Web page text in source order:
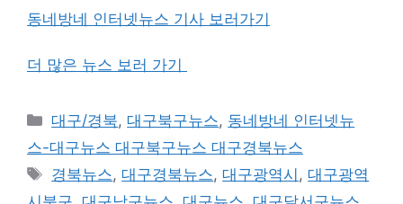
동네방네 인터넷뉴스 기사 보러가기
더 많은 뉴스 보러 가기
Categories
대구/경북,대구북구뉴스, 동네방네 인터넷뉴
스-대구뉴스 대구북구뉴스 대구경북뉴스
Tags
경북뉴스,대구경북뉴스,대구광역시 ,대구광역